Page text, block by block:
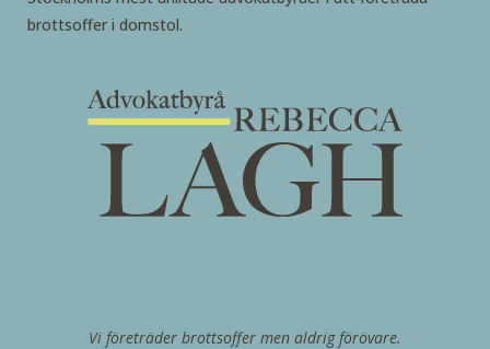
brottsoffer i domstol.
Vi företräder brottsoffer men aldrig förövare.